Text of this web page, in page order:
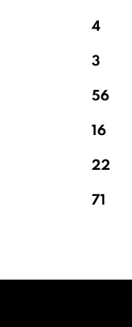
4
3
56
16
22
71